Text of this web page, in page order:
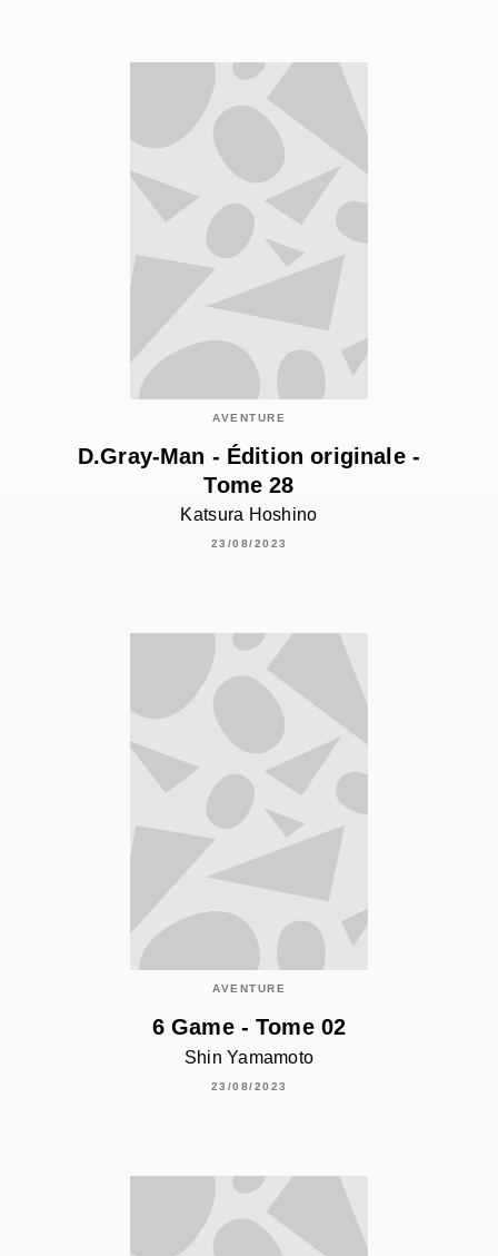
AVENTURE
D.Gray-Man - Édition originale -
Tome 28
Katsura Hoshino
23/08/2023
AVENTURE
6 Game - Tome 02
Shin Yamamoto
23/08/2023